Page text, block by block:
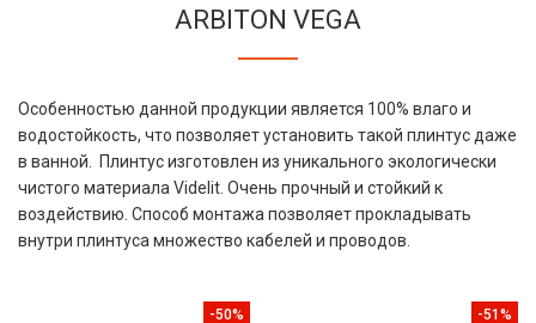
ARBITON VEGA
Особенностью данной продукции является 100% влаго и
водостойкость, что позволяет установить такой плинтус даже
в ванной. Плинтус изготовлен из уникального экологически
чистого материала Videlit. Очень прочный и стойкий к
воздействию. Способ монтажа позволяет прокладывать
внутри плинтуса множество кабелей и проводов.
-50% -51%